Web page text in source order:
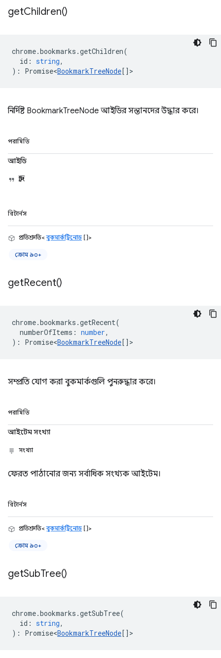
getChildren()
chrome.bookmarks .getChildren(
id : string,
) : Promise<BookmarkTreeNode [] >
নির্দিষ্ট BookmarkTreeNode আইডির সন্তানদের উদ্ধার করে।
পরামিতি
আইডি
স্ট্রিং
রিটার্নস
প্রতিশ্রুতি<বুকমার্কট্রিনোড []>
ক্রোম ৯০+
getRecent()
chrome.bookmarks .getRecent(
numberOfItems : number,
) : Promise<BookmarkTreeNode [] >
সম্প্রতি যোগ করা বুকমার্কগুলি পুনরুদ্ধার করে।
পরামিতি
আইটেম সংখ্যা
সংখ্যা
ফেরত পাঠানোর জন্য সর্বাধিক সংখ্যক আইটেম।
রিটার্নস
প্রতিশ্রুতি<বুকমার্কট্রিনোড []>
ক্রোম ৯০+
getSubTree()
chrome.bookmarks .getSubTree(
id : string,
) : Promise<BookmarkTreeNode [] >